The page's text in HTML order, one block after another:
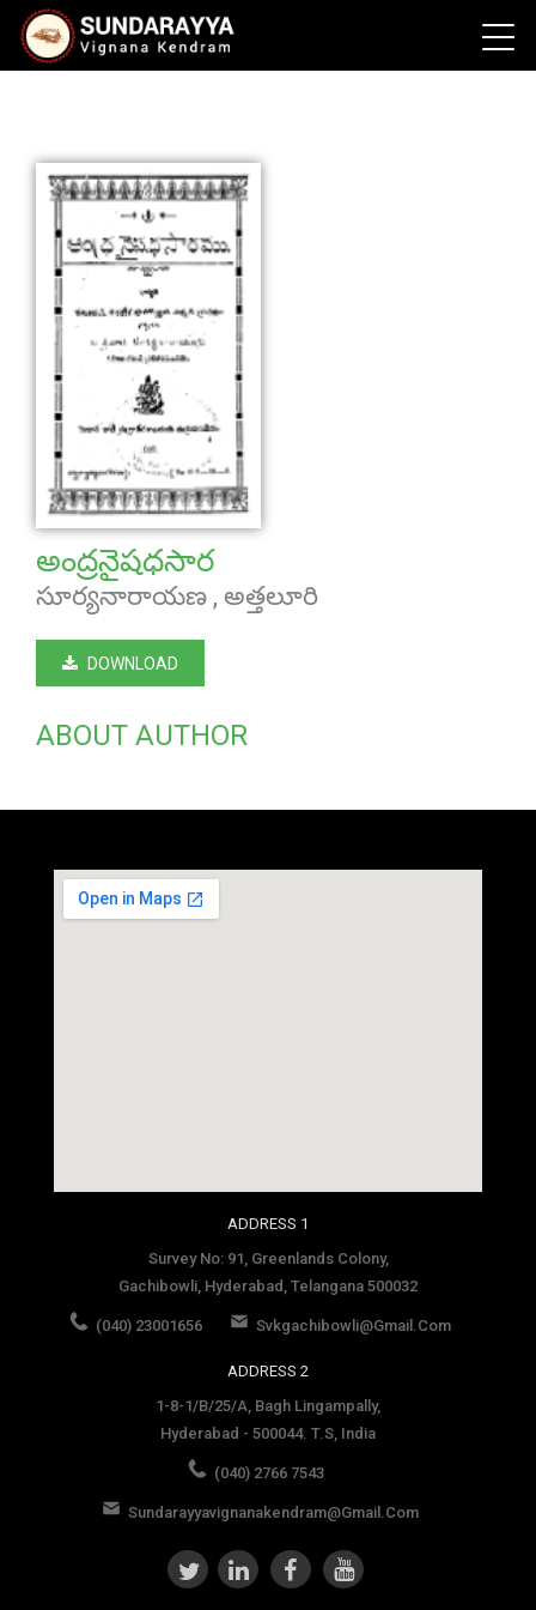
అంద్రనైషధసార
సూర్యనారాయణ , అత్తలూరి
DOWNLOAD
ABOUT AUTHOR
ADDRESS 1
Survey No: 91, Greenlands Colony,
Gachibowli, Hyderabad, Telangana 500032
(040) 23001656 Svkgachibowli@gmail.com
ADDRESS 2
1-8-1/B/25/A, Bagh Lingampally,
Hyderabad - 500044. T.S, India
(040) 2766 7543
Sundarayyavignanakendram@gmail.com